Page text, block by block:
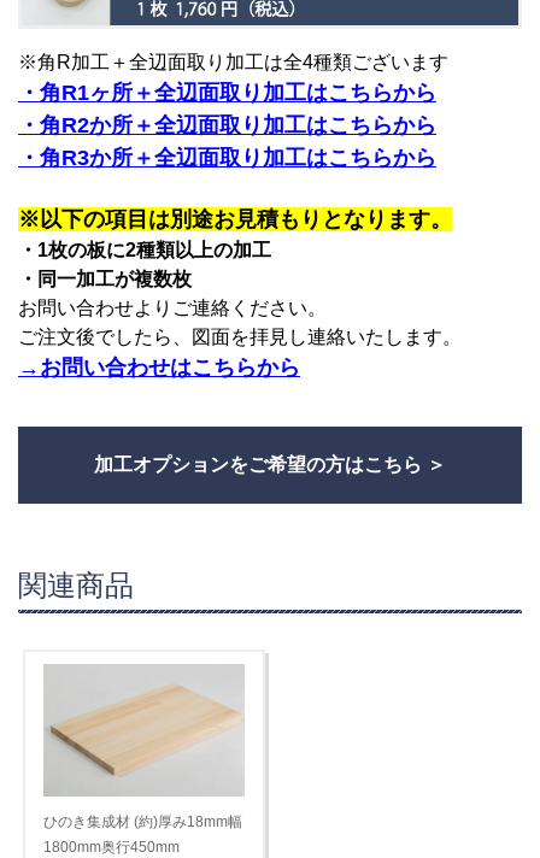
※角R加工＋全辺面取り加工は全4種類ございます
・角R1ヶ所＋全辺面取り加工はこちらから
・角R2か所＋全辺面取り加工はこちらから
・角R3か所＋全辺面取り加工はこちらから
※以下の項目は別途お見積もりとなります。
・1枚の板に2種類以上の加工
・同一加工が複数枚
お問い合わせよりご連絡ください。
ご注文後でしたら、図面を拝見し連絡いたします。
→お問い合わせはこちらから
加工オプションをご希望の方はこちら
関連商品
ひのき集成材 (約)厚み18mm幅
1800mm奥行450mm